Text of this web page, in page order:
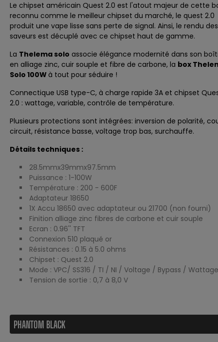
Le chipset américain Quest 2.0 est l'atout majeur de cette
reconnu comme le meilleur chipset du marché, le quest 2.0
produit une vape lisse sans perte de signal. Ainsi, le rendu des
saveurs est décuplé avec ce chipset haut de gamme.
La Thelema solo associe élégance modernité dans son
en alliage zinc, cuir souple et fibre de carbone, la box
Solo 100Wà tout pour séduire !
Connectique USB type-C, à charge rapide 3A et chipset
2.0 : wattage, variable, contrôle de température.
Plusieurs protections sont intégrées: inversion de polarité,
circuit, résistance basse, voltage trop bas, surchauffe.
Détails techniques :
28.5mmx39mmx97.5mm
Puissance : 1-100W
Température : 200 - 600F
Adaptateur 18650
1X Accu 18650 avec adaptateur ou 21700 (non fourni)
Finition alliage zinc fibres de carbone et cuir souple
Ecran : 0.96'' TFT
Connexion 510 plaqué or
Résistances : 0.15 à 5.0 ohms
Chipset : Quest 2.0
Mode : VPC/ SS316 / TI / NI / Voltage / Bypass / Wattage
Tension de sortie : 0,7 à 8,0 V